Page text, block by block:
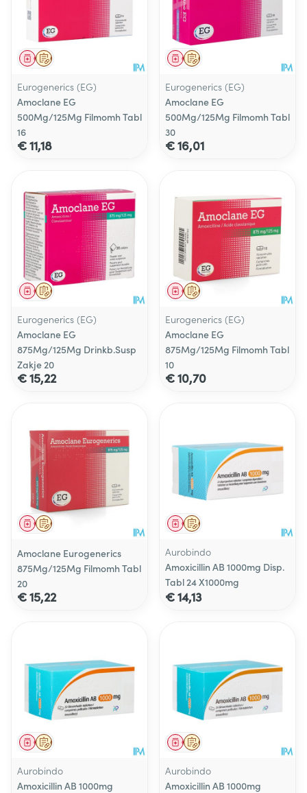
Op voorschrift
Geneesmiddel
Eurogenerics (EG)
Amoclane EG
500Mg/125Mg Filmomh Tabl
16
€ 11,18
Op voorschrift
Geneesmiddel
Eurogenerics (EG)
Amoclane EG
500Mg/125Mg Filmomh Tabl
30
€ 16,01
Op voorschrift
Geneesmiddel
Eurogenerics (EG)
Amoclane EG
875Mg/125Mg Drinkb.Susp
Zakje 20
€ 15,22
Op voorschrift
Geneesmiddel
Eurogenerics (EG)
Amoclane EG
875Mg/125Mg Filmomh Tabl
10
€ 10,70
Op voorschrift
Geneesmiddel
Amoclane Eurogenerics
875Mg/125Mg Filmomh Tabl
20
€ 15,22
Op voorschrift
Geneesmiddel
Aurobindo
Amoxicillin AB 1000mg Disp.
Tabl 24 X1000mg
€ 14,13
Op voorschrift
Geneesmiddel
Aurobindo
Amoxicillin AB 1000mg
Op voorschrift
Geneesmiddel
Aurobindo
Amoxicillin AB 1000mg